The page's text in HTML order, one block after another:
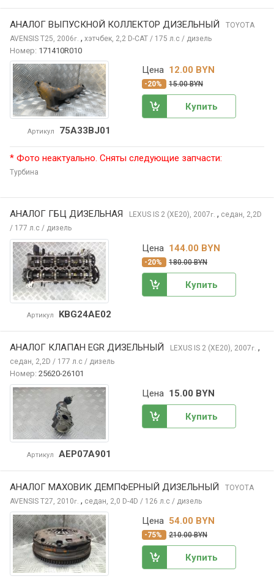
АНАЛОГ ВЫПУСКНОЙ КОЛЛЕКТОР ДИЗЕЛЬНЫЙ
TOYOTA
AVENSIS T25, 2006г. , хэтчбек, 2,2 D-CAT / 175 л.с / дизель
Номер: 171410R010
Артикул 75A33BJ01
Цена 12.00 BYN
-20% 15.00 BYN
Купить
* Фото неактуально. Сняты следующие запчасти:
Турбина
АНАЛОГ ГБЦ ДИЗЕЛЬНАЯ LEXUS IS 2 (XE20), 2007г. , седан, 2,2D
/ 177 л.с / дизель
Артикул KBG24AE02
Цена 144.00 BYN
-20% 180.00 BYN
Купить
АНАЛОГ КЛАПАН EGR ДИЗЕЛЬНЫЙ LEXUS IS 2 (XE20), 2007г. ,
седан, 2,2D / 177 л.с / дизель
Номер: 25620-26101
Артикул AEP07A901
Цена 15.00 BYN
Купить
АНАЛОГ МАХОВИК ДЕМПФЕРНЫЙ ДИЗЕЛЬНЫЙ
TOYOTA
AVENSIS T27, 2010г. , седан, 2,0 D-4D / 126 л.с / дизель
Цена 54.00 BYN
-75% 210.00 BYN
Купить